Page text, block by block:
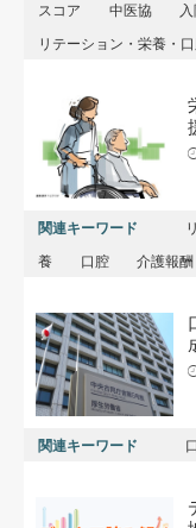
スコア
中医協
リテーション・栄養・
関連キーワード
養
口腔 介護報酬
関連キーワード